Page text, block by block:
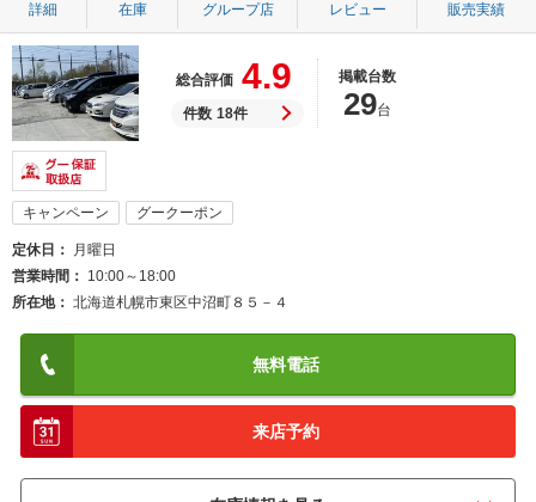
詳細 在庫 グループ店 レビュー 販売実績
総合評価 4.9
件数 18件
掲載台数
29台
キャンペーン グークーポン
定休日
月曜日
営業時間
10:00～18:00
所在地
北海道札幌市東区中沼町８５－４
無料電話
来店予約